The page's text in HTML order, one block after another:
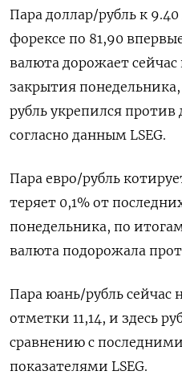
Пара доллар/рубль к
форексе по 81,90
валюта дорожает сейчас
закрытия
рубль укрепился против
согласно данным LSEG.
Пара евро/рубль
теряет 0,1% от
понедельника, по
валюта подорожала
Пара юань/рубль сейчас
отметки 11,14, и здесь
сравнению с
показателями LSEG.